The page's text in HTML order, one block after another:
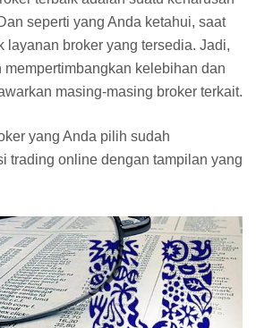
seperti yang Anda ketahui, saat
layanan broker yang tersedia. Jadi,
mempertimbangkan kelebihan dan
masing-masing broker terkait.
yang Anda pilih sudah
trading online dengan tampilan yang